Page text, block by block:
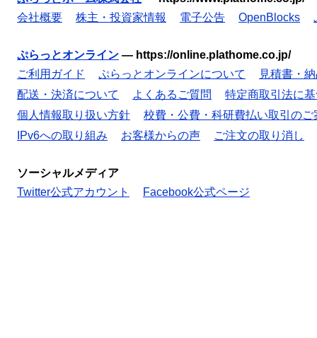
会社概要
株主・投資家情報 電子公告 OpenBlocks
ぷらっとオンライン — https://online.plathome.co.jp/
ご利用ガイド
ぷらっとオンラインについて
見積書・
配送・決済について
よくあるご質問
特定商取引法に
個人情報取り扱い方針
校費・公費・科研費払い取引のご
IPv6への取り組み
お客様からの声 ご注文の取り消し
ソーシャルメディア
Twitter公式アカウント
Facebook公式ページ